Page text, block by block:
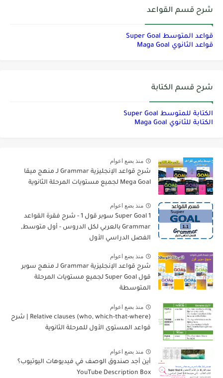
شرح قسم القواعد
قواعد المتوسط Super Goal
قواعد الثانوي Maga Goal
شرح قسم الكتابة
الكتابة للمتوسط Super Goal
الكتابة للثانوي Maga Goal
منذ بضع اعوام
شرح قواعد الإنجليزية Grammar لـ منهج ميقا
Mega Goal لجميع مستويات المرحلة الثانوية
منذ بضع اعوام
Super Goal 1 سوبر قول 1 - شرح فقرة القواعد
Grammar بالعربي لكل الدروس - أول متوسط,
الفصل الدراسي الأول
منذ بضع اعوام
شرح قواعد الإنجليزية Grammar لـ منهج سوبر
قول Super Goal لجميع مستويات المرحلة
المتوسطة
منذ بضع اعوام
Relative clauses (who, which-that-where) | شرح
قواعد المستوى الأول للمرحلة الثانوية
منذ بضع اعوام
أين أجد صندوق الوصف في فيديوهات اليوتيوب؟
YouTube Description Box